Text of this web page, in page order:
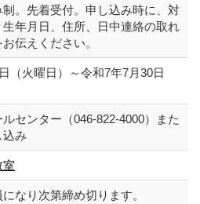
。先着受付。申し込み時に、対
年月日、住所、日中連絡の取れ
伝えください。
（火曜日）～令和7年7月30日
センター（046-822-4000）また
込み
室
なり次第締め切ります。